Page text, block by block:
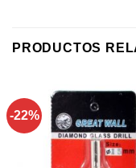
PRODUCTOS
-22%